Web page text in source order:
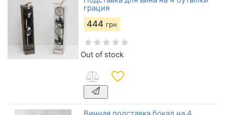
грация
444 грн
Out of stock